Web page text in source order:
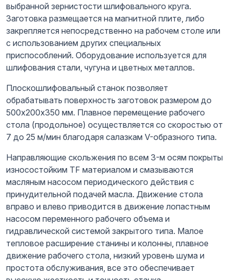
выбранной зернистости шлифовального круга.
Заготовка размещается на магнитной плите, либо
закрепляется непосредственно на рабочем столе или
с использованием других специальных
приспособлений. Оборудование используется для
шлифования стали, чугуна и цветных металлов.
Плоскошлифовальный станок позволяет
обрабатывать поверхность заготовок размером до
500х200х350 мм. Плавное перемещение рабочего
стола (продольное) осуществляется со скоростью от
7 до 25 м/мин благодаря салазкам V-образного типа.
Направляющие скольжения по всем 3-м осям покрыты
износостойким TF материалом и смазываются
масляным насосом периодического действия с
принудительной подачей масла. Движение стола
вправо и влево приводится в движение лопастным
насосом переменного рабочего объема и
гидравлической системой закрытого типа. Малое
тепловое расширение станины и колонны, плавное
движение рабочего стола, низкий уровень шума и
простота обслуживания, все это обеспечивает